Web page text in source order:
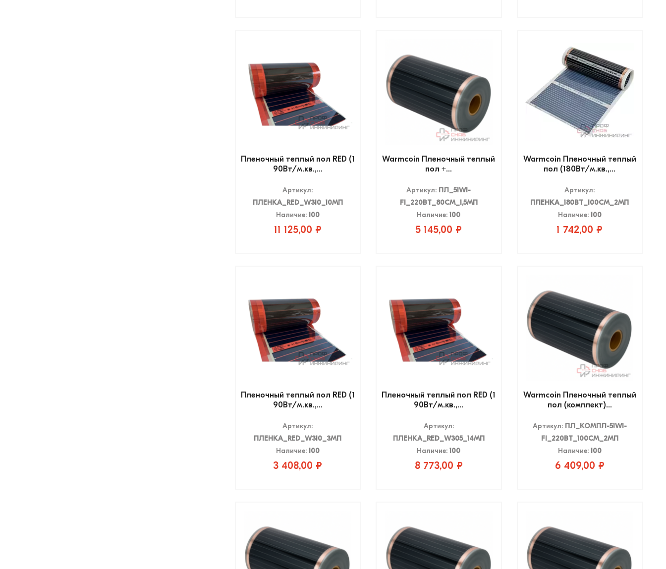
Пленочный теплый пол RED (1
90Вт/м.кв.,...
Артикул:
ПЛЕНКА_RED_W310_10МП
Наличие: 100
11 125,00 ₽
Warmcoin Пленочный теплый
пол +...
Артикул: ПЛ_51WI-
FI_220ВТ_80СМ_1,5МП
Наличие:100
5 145,00 ₽
Warmcoin Пленочный теплый
пол (180Вт/м.кв.,...
Артикул:
ПЛЕНКА_180ВТ_100СМ_2МП
Наличие: 100
1 742,00 ₽
Пленочный теплый пол RED (1
90Вт/м.кв.,...
Артикул:
ПЛЕНКА_RED_W310_3МП
Наличие: 100
3 408,00 ₽
Пленочный теплый пол RED (1
90Вт/м.кв.,...
Артикул:
ПЛЕНКА_RED_W305_14МП
Наличие:100
8 773,00 ₽
Warmcoin Пленочный теплый
пол (комплект)...
Артикул: ПЛ_КОМПЛ-51WI-
FI_220ВТ_100СМ_2МП
Наличие: 100
6 409,00 ₽